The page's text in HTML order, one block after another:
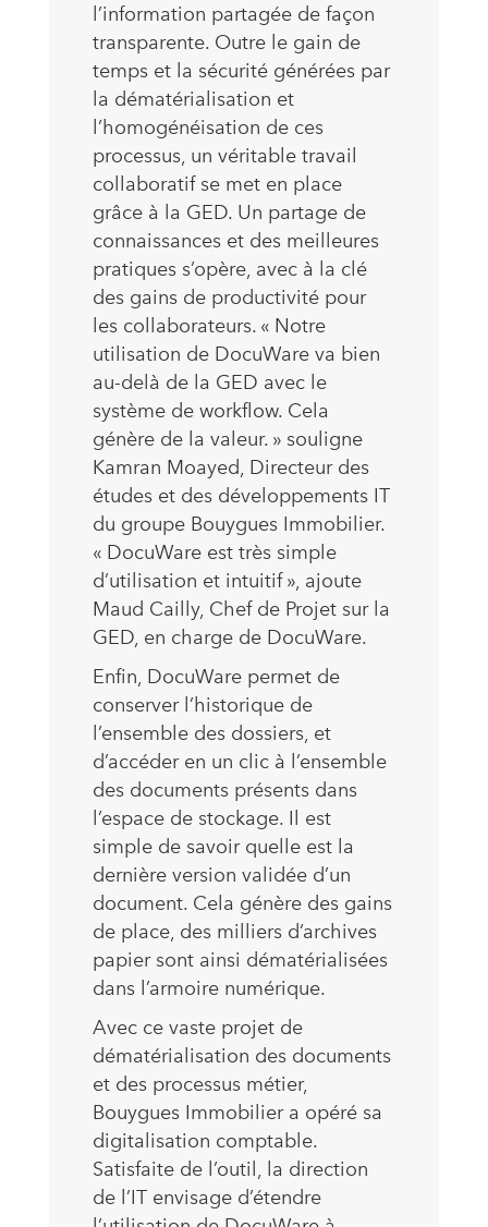
l’information partagée de façon
transparente. Outre le gain de
temps et la sécurité générées par
la dématérialisation et
l’homogénéisation de ces
processus, un véritable travail
collaboratif se met en place
grâce à la GED. Un partage de
connaissances et des meilleures
pratiques s’opère, avec à la clé
des gains de productivité pour
les collaborateurs. « Notre
utilisation de DocuWare va bien
au-delà de la GED avec le
système de workflow. Cela
génère de la valeur. » souligne
Kamran Moayed, Directeur des
études et des développements IT
du groupe Bouygues Immobilier.
« DocuWare est très simple
d’utilisation et intuitif », ajoute
Maud Cailly, Chef de Projet sur la
GED, en charge de DocuWare.
Enfin, DocuWare permet de
conserver l’historique de
l’ensemble des dossiers, et
d’accéder en un clic à l’ensemble
des documents présents dans
l’espace de stockage. Il est
simple de savoir quelle est la
dernière version validée d’un
document. Cela génère des gains
de place, des milliers d’archives
papier sont ainsi dématérialisées
dans l’armoire numérique.
Avec ce vaste projet de
dématérialisation des documents
et des processus métier,
Bouygues Immobilier a opéré sa
digitalisation comptable.
Satisfaite de l’outil, la direction
de l’IT envisage d’étendre